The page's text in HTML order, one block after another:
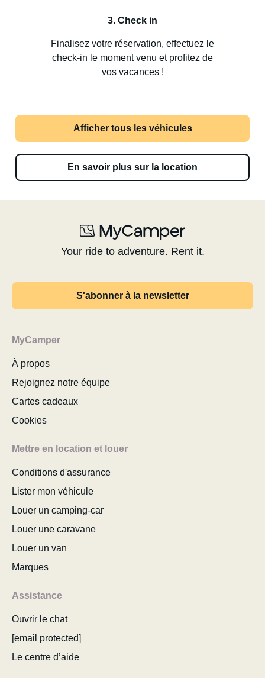
3. Check in
Finalisez votre réservation, effectuez le
check-in le moment venu et profitez de
vos vacances !
Afficher tous les véhicules
En savoir plus sur la location
Your ride to adventure. Rent it.
S'abonner à la newsletter
MyCamper
À propos
Rejoignez notre équipe
Cartes cadeaux
Cookies
Mettre en location et louer
Conditions d'assurance
Lister mon véhicule
Louer un camping-car
Louer une caravane
Louer un van
Marques
Assistance
Ouvrir le chat
[email protected]
Le centre d’aide